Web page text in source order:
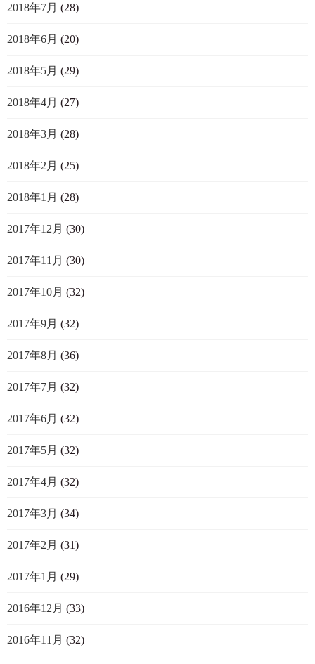
2018年7月 (28)
2018年6月 (20)
2018年5月 (29)
2018年4月 (27)
2018年3月 (28)
2018年2月 (25)
2018年1月 (28)
2017年12月 (30)
2017年11月 (30)
2017年10月 (32)
2017年9月 (32)
2017年8月 (36)
2017年7月 (32)
2017年6月 (32)
2017年5月 (32)
2017年4月 (32)
2017年3月 (34)
2017年2月 (31)
2017年1月 (29)
2016年12月 (33)
2016年11月 (32)